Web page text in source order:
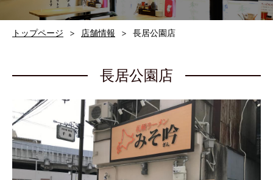
トップページ 店舗情報 長居公園店
長居公園店